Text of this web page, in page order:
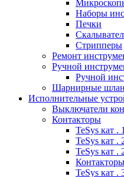
Наборы
Печки
Стрипперы
Ремонт
Ручной
Ручной
Шарнирные
Исполнительные
Выключатели
Контакторы
TeSys кат .
TeSys кат .
TeSys кат .
Контакторы
TeSys кат .